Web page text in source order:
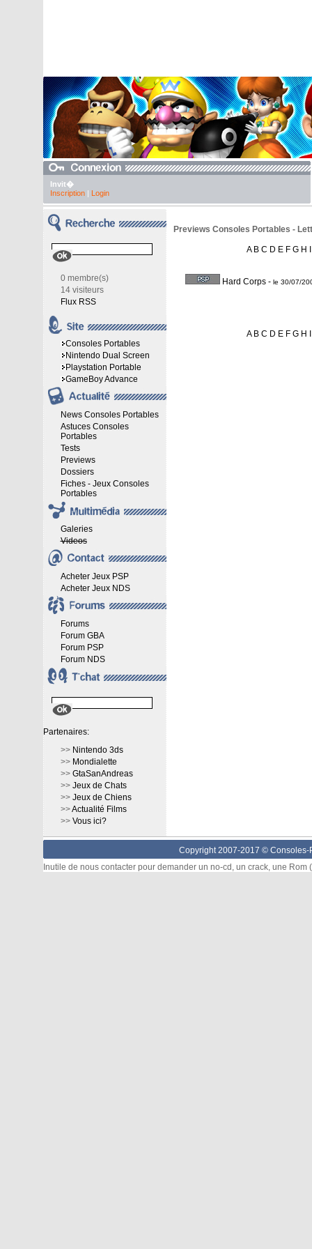
Invit�
Inscription| Login
0 membre(s)
14 visiteurs
Flux RSS
Consoles Portables
Nintendo Dual Screen
Playstation Portable
GameBoy Advance
News Consoles Portables
Astuces Consoles
Portables
Tests
Previews
Dossiers
Fiches - Jeux Consoles
Portables
Galeries
Videos
Acheter Jeux PSP
Acheter Jeux NDS
Forums
Forum GBA
Forum PSP
Forum NDS
Partenaires:
>> Nintendo 3ds
>> Mondialette
>> GtaSanAndreas
>> Jeux de Chats
>> Jeux de Chiens
>>Actualité Films
>> Vous ici?
Previews Consoles Portables -
A B C D E F G H
Hard Corps - le 30/07/
A B C D E F G H
Copyright 2007-2017 © Consoles-
Inutile de nous contacter pour demander un no-cd, un crack, une